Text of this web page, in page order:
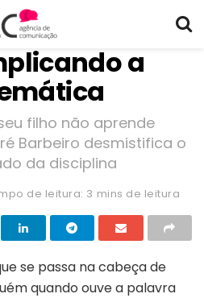
a
filho não aprende
Barbeiro desmistifica o
da disciplina
de leitura: 3 mins de leitura
se passa na cabeça de
quando ouve a palavra